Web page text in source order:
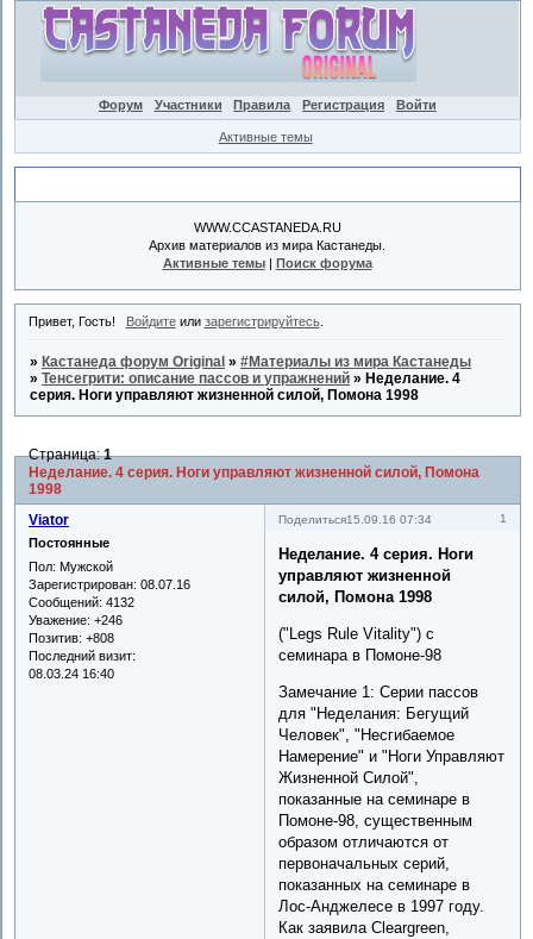
Форум Участники Правила Регистрация Войти
Активные темы
WWW.CCASTANEDA.RU
Архив материалов из мира Кастанеды.
Активные темы| Поиск форума
Привет, Гость! Войдитеили зарегистрируйтесь.
» Кастанеда форум Original »#Материалы из мира Кастанеды
»Тенсегрити: описание пассов и упражнений » Неделание. 4
серия. Ноги управляют жизненной силой, Помона 1998
Неделание. 4 серия. Ноги управляют жизненной силой, Помона
1998
Страница:1
Поделиться 1
15.09.16 07:34
Viator
Постоянные
Пол: Мужской
Зарегистрирован: 08.07.16
Сообщений: 4132
Уважение: +246
Позитив: +808
Последний визит:
08.03.24 16:40
Неделание. 4 серия. Ноги
управляют жизненной
силой, Помона 1998
("Legs Rule Vitality") с
семинара в Помоне-98
Замечание 1: Серии пассов
для "Неделания: Бегущий
Человек", "Несгибаемое
Намерение" и "Ноги Управляют
Жизненной Силой",
показанные на семинаре в
Помоне-98, существенным
образом отличаются от
первоначальных серий,
показанных на семинаре в
Лос-Анджелесе в 1997 году.
Как заявила Cleargreen,